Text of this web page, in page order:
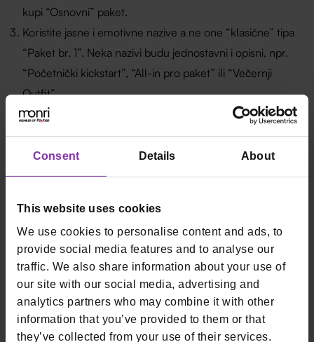
Consent Details About
This website uses cookies
We use cookies to personalise content and ads, to
provide social media features and to analyse our
traffic. We also share information about your use of
our site with our social media, advertising and
analytics partners who may combine it with other
information that you’ve provided to them or that
they’ve collected from your use of their services.
kupi “Osnovni” paket.
Koristite jasne i emotivne nazive a ne one “klasične” tipa
“Paket br. 1”. Neka nazivi budu jednostavni i opisni, npr.
“Početnički kickstart”, “All-in pro paket” ili “Večernji
Outfit”
Na ovaj način kupcima
(eliminirate “paralizu
izbora”) i dramatično
ubrzavate proces
kupnje.